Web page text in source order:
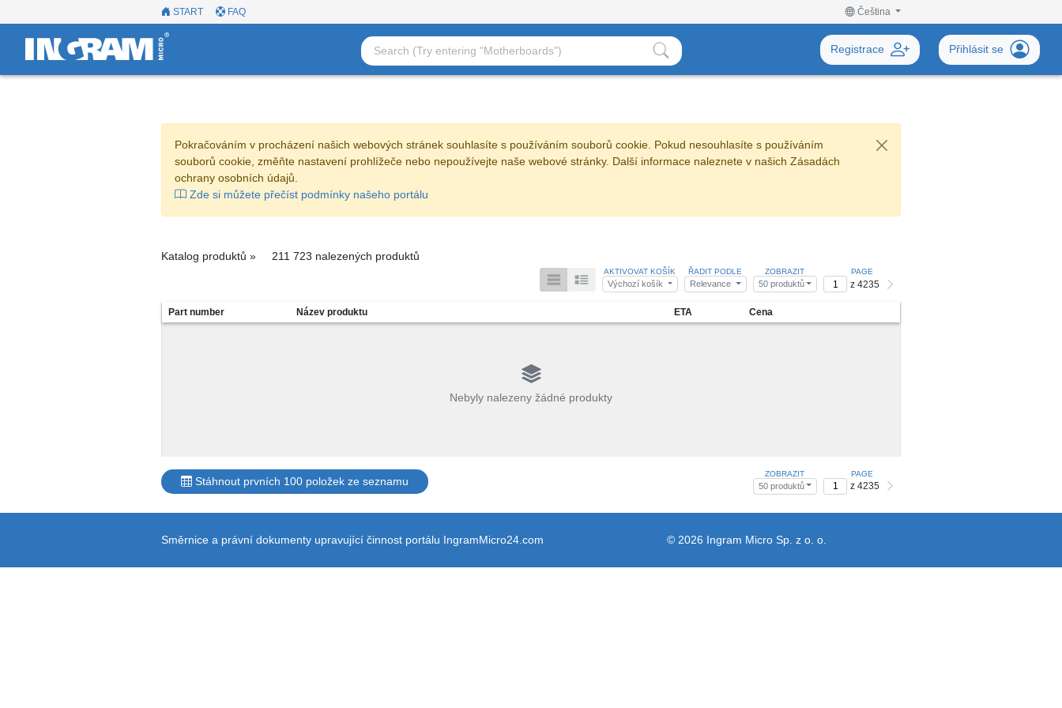
START FAQ Čeština
Registrace Přihlásit se
Pokračováním v procházení našich webových stránek souhlasíte s používáním souborů cookie. Pokud nesouhlasíte s používáním
souborů cookie, změňte nastavení prohlížeče nebo nepoužívejte naše webové stránky. Další informace naleznete v našich Zásadách
ochrany osobních údajů.
Zde si můžete přečíst podmínky našeho portálu
Katalog produktů » 211 723 nalezených produktů
AKTIVOVAT KOŠÍK
Výchozí košík
ŘADIT PODLE
Relevance
ZOBRAZIT
50 produktů
PAGE
z 4235
Part number Název produktu ETA Cena
Nebyly nalezeny žádné produkty
Stáhnout prvních 100 položek ze seznamu
ZOBRAZIT
50 produktů
PAGE
z 4235
Směrnice a právní dokumenty upravující činnost portálu IngramMicro24.com © 2026 Ingram Micro Sp. z o. o.